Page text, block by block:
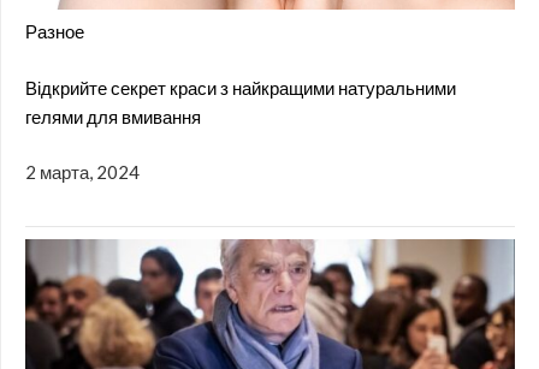
Разное
Відкрийте секрет краси з найкращими натуральними
гелями для вмивання
2 марта, 2024